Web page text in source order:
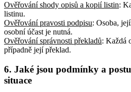
Ověřování shody opisů a kopií listin:
listinu.
Ověřování pravosti podpisu: Osoba,
osobní účast je nutná.
Ověřování správnosti překladů: Každá
případně její překlad.
6. Jaké jsou podmínky a
situace